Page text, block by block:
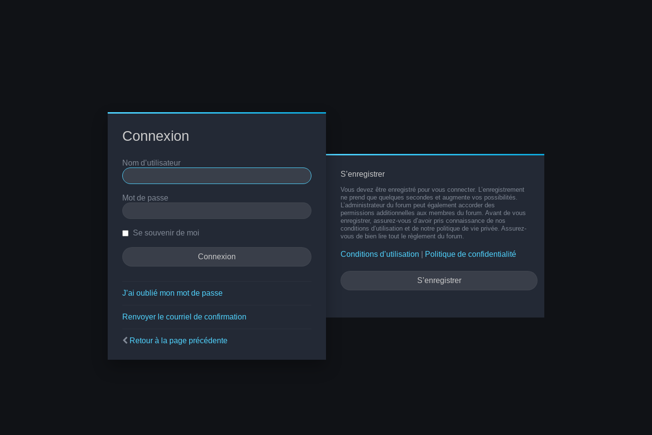
Connexion
Nom d’utilisateur
Mot de passe
Se souvenir de moi
J’ai oublié mon mot de passe
Renvoyer le courriel de confirmation
Retour à la page précédente
S’enregistrer
Vous devez être enregistré pour vous connecter. L’enregistrement
ne prend que quelques secondes et augmente vos possibilités.
L’administrateur du forum peut également accorder des
permissions additionnelles aux membres du forum. Avant de vous
enregistrer, assurez-vous d’avoir pris connaissance de nos
conditions d’utilisation et de notre politique de vie privée. Assurez-
vous de bien lire tout le règlement du forum.
Conditions d’utilisation Politique de confidentialité
S’enregistrer